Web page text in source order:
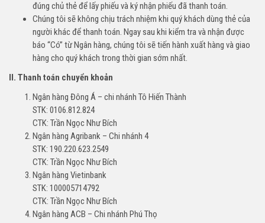
đúng chủ thẻ để lấy phiếu và ký nhận phiếu đã thanh toán.
Chúng tôi sẽ không chịu trách nhiệm khi quý khách dùng thẻ của
người khác để thanh toán. Ngay sau khi kiểm tra và nhận được
báo “Có” từ Ngân hàng, chúng tôi sẽ tiến hành xuất hàng và giao
hàng cho quý khách trong thời gian sớm nhất.
II. Thanh toán chuyển khoản
Ngân hàng Đông Á – chi nhánh Tô Hiến Thành
STK: 0106.812.824
CTK: Trần Ngọc Như Bích
Ngân hàng Agribank – Chi nhánh 4
STK: 190.220.623.2549
CTK: Trần Ngọc Như Bích
Ngân hàng Vietinbank
STK: 100005714792
CTK: Trần Ngọc Như Bích
Ngân hàng ACB – Chi nhánh Phú Thọ